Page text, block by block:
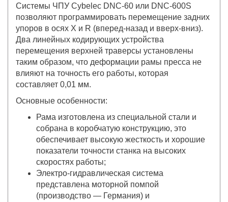
Системы ЧПУ Cybelec DNC-60 или DNC-600S
позволяют программировать перемещение задних
упоров в осях X и R (вперед-назад и вверх-вниз).
Два линейных кодирующих устройства
перемещения верхней траверсы установлены
таким образом, что деформации рамы пресса не
влияют на точность его работы, которая
составляет 0,01 мм.
Основные особенности:
Рама изготовлена из специальной стали и
собрана в коробчатую конструкцию, это
обеспечивает высокую жесткость и хорошие
показатели точности станка на высоких
скоростях работы;
Электро-гидравлическая система
представлена моторной помпой
(производство — Германия) и